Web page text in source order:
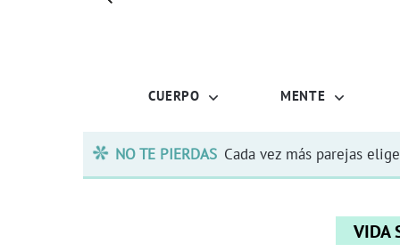
CUERPO MENTE
NO TE PIERDAS Cada vez más parejas
VIDA